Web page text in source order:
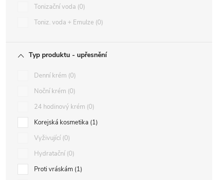
Tonizační voda 0
Toniz. voda + Emulze 0
Typ produktu - upřesnění
Denní krém 0
Noční krém 0
24 hodinový krém 0
Korejská kosmetika 1
Vyživující 0
Hydratační 0
Proti vráskám 1